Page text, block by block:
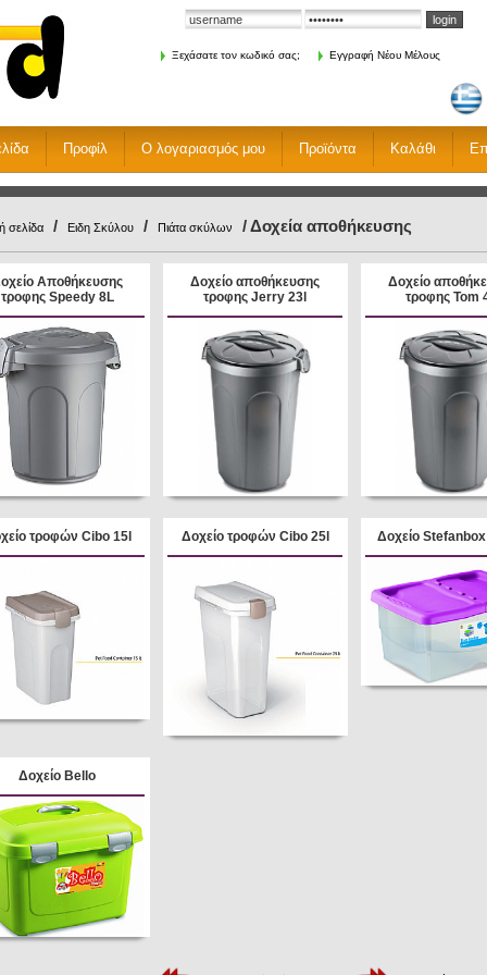
Ξεχάσατε τον κωδικό σας; Εγγραφή Νέου Μέλους
Προφίλ Ο λογαριασμός μου Προϊόντα Καλάθι
σελίδα / Ειδη Σκύλου / Πιάτα σκύλων / Δοχεία αποθήκευσης
Αποθήκευσης
τροφης Speedy 8L
Δοχείο αποθήκευσης
τροφης Jerry 23l
Δοχείο
τροφης Tom
τροφών Cibo 15l Δοχείο τροφών Cibo 25l Δοχείο
Δοχείο Bello